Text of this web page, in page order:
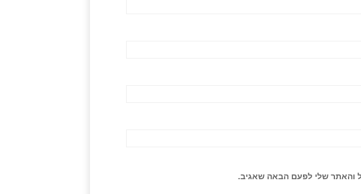
והאתר שלי לפעם הבאה שאגיב.